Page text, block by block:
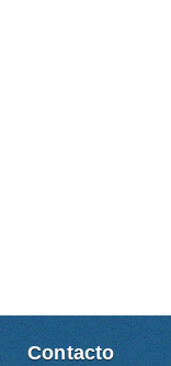
Contacto